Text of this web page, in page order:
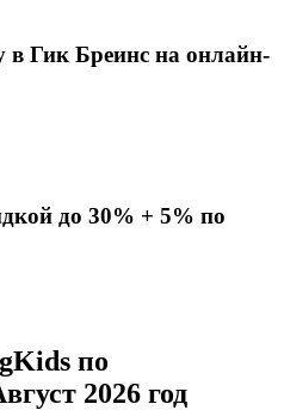
в Гик Бреинс на онлайн-
до 30% + 5% по
по
2026 год